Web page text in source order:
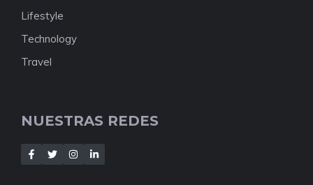
Lifestyle
Technology
Travel
NUESTRAS REDES